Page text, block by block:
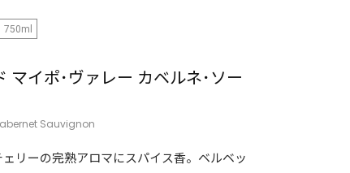
750ml
マイポ･ヴァレー カベルネ･ソー
Sauvignon
リーの完熟アロマにスパイス香。ベルベッ